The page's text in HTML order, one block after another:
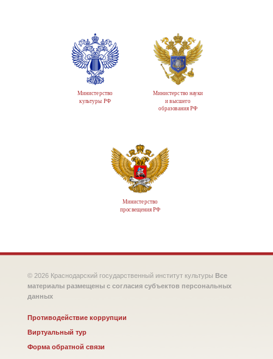
Министерство
культуры РФ
Министерство науки
и высшего
образования РФ
Министерство
просвещения РФ
© 2026 Краснодарский государственный институт культуры Все
материалы размещены с согласия субъектов персональных
данных
Противодействие коррупции
Виртуальный тур
Форма обратной связи